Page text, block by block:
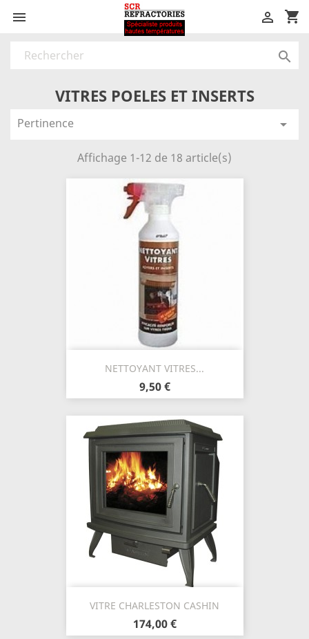
 shopping_cart


VITRES POELES ET INSERTS
Pertinence 
Affichage 1-12 de 18 article(s)
NETTOYANT VITRES...
9,50 €
VITRE CHARLESTON CASHIN
174,00 €